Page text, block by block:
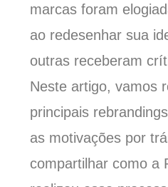
marcas foram
ao redesenhar sua
outras receberam
Neste artigo, vamos
principais
as motivações por
compartilhar como a